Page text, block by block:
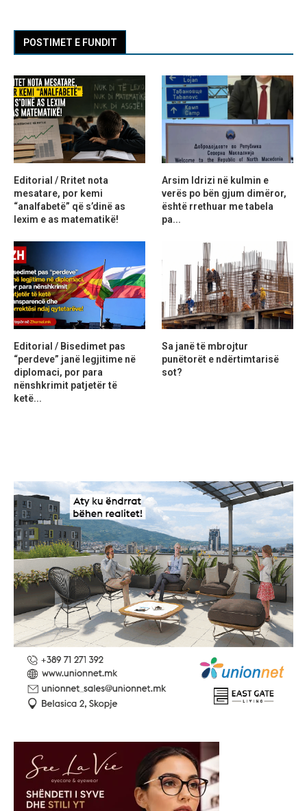
POSTIMET E FUNDIT
Editorial / Rritet nota
mesatare, por kemi
“analfabetë” që s’dinë as
lexim e as matematikë!
Arsim Idrizi në kulmin e
verës po bën gjum dimëror,
është rrethuar me tabela
pa...
Editorial / Bisedimet pas
“perdeve” janë legjitime në
diplomaci, por para
nënshkrimit patjetër të
ketë...
Sa janë të mbrojtur
punëtorët e ndërtimtarisë
sot?